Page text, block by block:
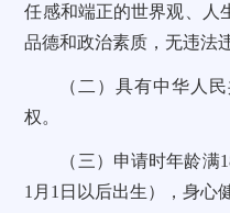
任感和端正的世界观、人
品德和政治素质，无违法
（二）具有中华人
权。
（三）申请时年龄满
1月1日以后出生），身心